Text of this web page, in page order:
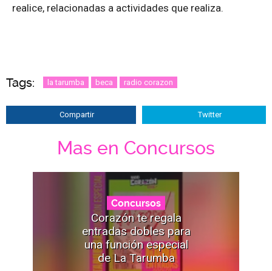
realice, relacionadas a actividades que realiza.
Tags: la tarumba beca radio corazon
Compartir Twitter
Mas en Concursos
Concursos
Corazón te regala
entradas dobles para
una función especial
de La Tarumba